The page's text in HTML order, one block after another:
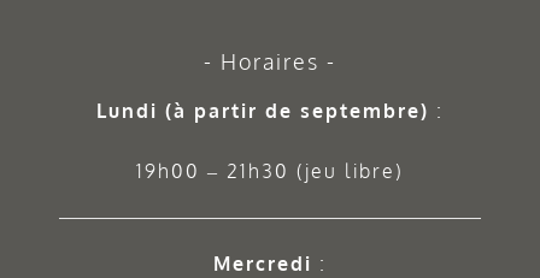
Horaires
Lundi (à partir de septembre) :
19h00 – 21h30 (jeu libre)
Mercredi :